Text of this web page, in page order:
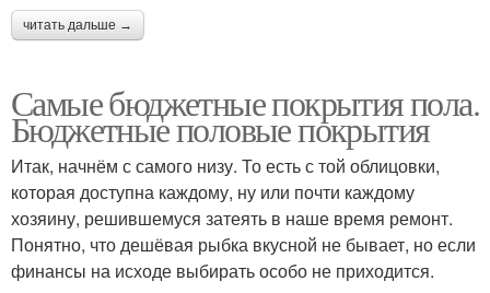
читать дальше →
Самые бюджетные покрытия пола.
Бюджетные половые покрытия
Итак, начнём с самого низу. То есть с той облицовки,
которая доступна каждому, ну или почти каждому
хозяину, решившемуся затеять в наше время ремонт.
Понятно, что дешёвая рыбка вкусной не бывает, но если
финансы на исходе выбирать особо не приходится.